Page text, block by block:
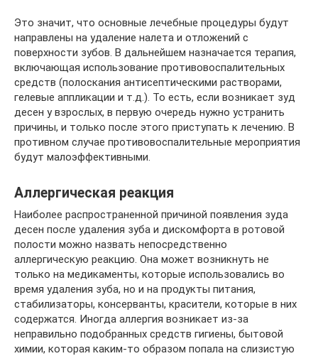
Это значит, что основные лечебные процедуры будут
направлены на удаление налета и отложений с
поверхности зубов. В дальнейшем назначается терапия,
включающая использование противовоспалительных
средств (полоскания антисептическими растворами,
гелевые аппликации и т.д.). То есть, если возникает зуд
десен у взрослых, в первую очередь нужно устранить
причины, и только после этого приступать к лечению. В
противном случае противовоспалительные мероприятия
будут малоэффективными.
Аллергическая реакция
Наиболее распространенной причиной появления зуда
десен после удаления зуба и дискомфорта в ротовой
полости можно назвать непосредственно
аллергическую реакцию. Она может возникнуть не
только на медикаменты, которые использовались во
время удаления зуба, но и на продукты питания,
стабилизаторы, консерванты, красители, которые в них
содержатся. Иногда аллергия возникает из-за
неправильно подобранных средств гигиены, бытовой
химии, которая каким-то образом попала на слизистую